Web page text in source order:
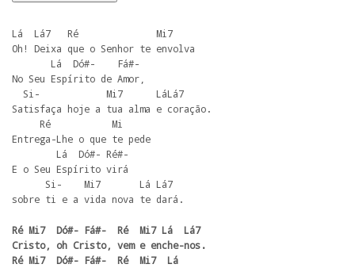
Lá  Lá7   Ré              Mi7
Oh! Deixa que o Senhor te envolva
No Seu Espírito de Amor,
Satisfaça hoje a tua alma e coração.
Entrega-Lhe o que te pede
E o Seu Espírito virá
sobre ti e a vida nova te dará.
Ré Mi7  Dó#- Fá#-  Ré  Mi7 Lá  Lá7
Cristo, oh Cristo, vem e enche-nos.
Ré Mi7  Dó#- Fá#-  Ré  Mi7  Lá